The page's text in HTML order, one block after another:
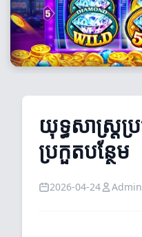
យុទ្ធសាស្ត្រប្
ប្រកួតបន្ថែម
2026-04-24 Admin